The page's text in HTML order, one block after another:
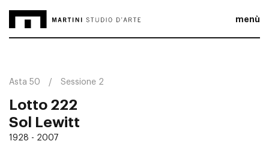
menù
Asta 50 Sessione 2
Lotto 222
Sol Lewitt
1928 - 2007